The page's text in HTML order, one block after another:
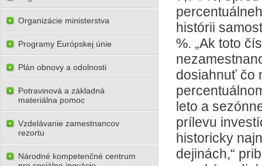
histórii
%. „Ak toto
dosiahnuť čo
leto a
prílevu
historicky
dejinách,“
Organizácie ministerstva
Programy Európskej únie
Plán obnovy a odolnosti
Potravinová a základná
materiálna pomoc
Vzdelávanie zamestnancov
rezortu
Národné kompetenčné centrum